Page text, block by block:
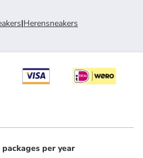
|Herensneakers
per year